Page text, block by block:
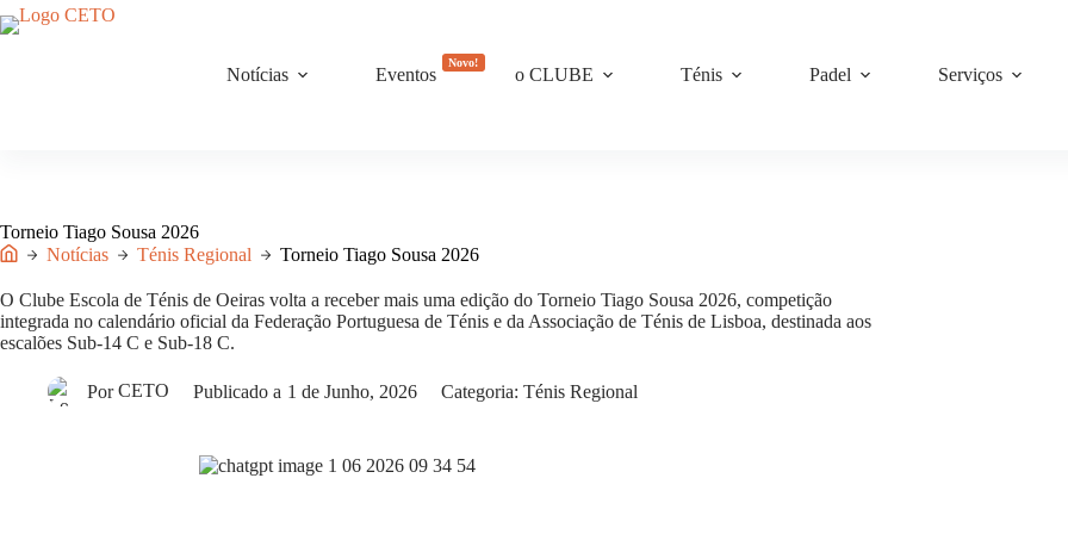
Pular
para
Notícias Eventos
Novo!
o CLUBE Ténis Padel Serviços
Torneio Tiago Sousa 2026
Notícias Ténis Regional Torneio Tiago Sousa 2026
O Clube Escola de Ténis de Oeiras volta a receber mais uma edição do Torneio Tiago Sousa 2026, competição
integrada no calendário oficial da Federação Portuguesa de Ténis e da Associação de Ténis de Lisboa, destinada aos
escalões Sub-14 C e Sub-18 C.
Por CETO Publicado a 1 de Junho, 2026 Categoria: Ténis Regional